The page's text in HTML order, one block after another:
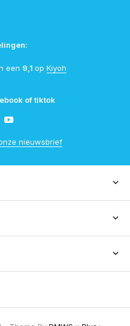
een 9,1 op Kiyoh
of tiktok
nieuwsbrief